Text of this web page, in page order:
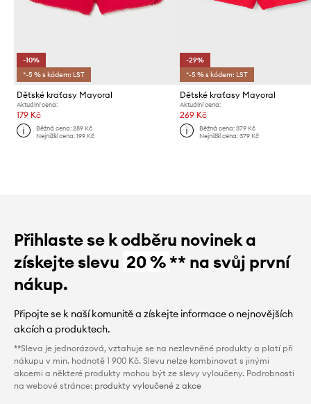
-10%
*-5 % s kódem: LST
Dětské kraťasy Mayoral
Aktuální cena:
179 Kč
Běžná cena:289 Kč
Nejnižší cena:199 Kč
-29%
*-5 % s kódem: LST
Dětské kraťasy Mayoral
Aktuální cena:
269 Kč
Běžná cena: 379 Kč
Nejnižší cena: 379 Kč
Přihlaste se k odběru novinek a
získejte slevu 20 %** na svůj první
nákup.
Připojte se k naší komunitě a získejte informace o nejnovějších
akcích a produktech.
**Sleva je jednorázová, vztahuje se na nezlevněné produkty a platí při
nákupu v min. hodnotě 1 900 Kč. Slevu nelze kombinovat s jinými
akcemi a některé produkty mohou být ze slevy vyloučeny. Podrobnosti
na webové stránce: produkty vyloučené z akce